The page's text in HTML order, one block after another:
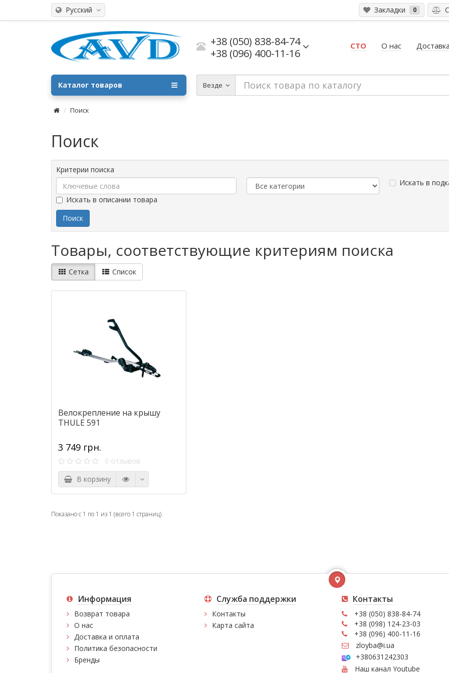
Русский Закладки 0
+38 (050) 838-84-74
+38 (096) 400-11-16
СТО О нас
Везде
Каталог товаров
Поиск
Поиск
Критерии поиска
Искать в
Искать в описании товара
Товары, соответствующие критериям поиска
Сетка Список
Велокрепление на крышу
THULE 591
3 749 грн.
0 отзывов
В корзину
Показано с 1 по 1 из 1 (всего 1 страниц)
Информация
Возврат товара
О нас
Доставка и оплата
Политика безопасности
Бренды
Служба поддержки
Контакты
Карта сайта
Контакты
+38 (050) 838-84-74
+38 (098) 124-23-03
+38 (096) 400-11-16
zloyba@i.ua
+380631242303
Наш канал Youtube